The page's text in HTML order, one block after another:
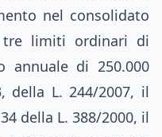
nel consolidato
tre limiti ordinari di
di 250.000
della L. 244/2007, il
della L. 388/2000, il